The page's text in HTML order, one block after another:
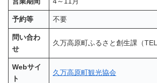
予約等 不要
問い合わ
せ
久万高原町ふるさと創生課（
Webサイ
ト
久万高原町観光協会